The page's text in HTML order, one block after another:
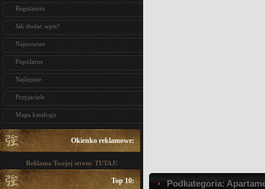
Regulamin
Jak dodać wpis?
Najnowsze
Popularne
Najlepsze
Przyjaciele
Mapa katalogu
Okienko reklamowe:
Reklama Twojej strony TUTAJ!
Top 10: Podkategoria: